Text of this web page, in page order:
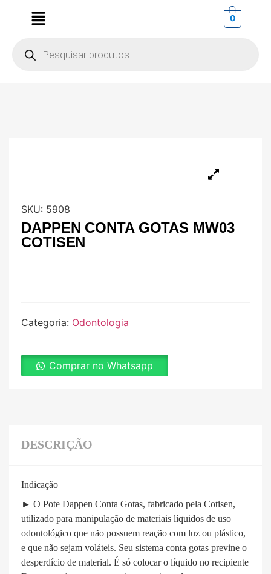
0
SKU: 5908
DAPPEN CONTA GOTAS MW03
COTISEN
Categoria: Odontologia
Comprar no Whatsapp
DESCRIÇÃO
Indicação
► O Pote Dappen Conta Gotas, fabricado pela Cotisen,
utilizado para manipulação de materiais líquidos de uso
odontológico que não possuem reação com luz ou plástico,
e que não sejam voláteis. Seu sistema conta gotas previne o
desperdício de material. É só colocar o líquido no recipiente